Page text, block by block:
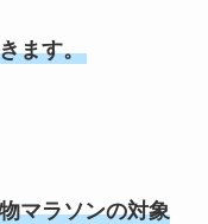
ます。
マラソンの対象